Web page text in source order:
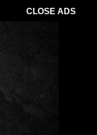
CLOSE ADS